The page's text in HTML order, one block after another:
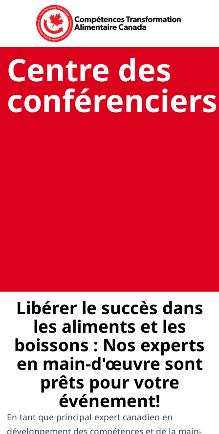
Centre des
conférenciers
Libérer le succès dans
les aliments et les
boissons : Nos experts
en main-d'œuvre sont
prêts pour votre
événement!
En tant que principal expert canadien en
développement des compétences et de la main-